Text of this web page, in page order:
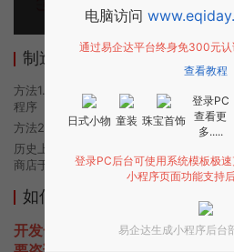
制造业企业通用估值模型小
方法1. 使用微信扫描本页面上方二维码进
程序
方法2. 在微信中搜索“制造业企业通用估值
历史上的今时小程序由制造业企业通用估
商店于2020-10-16 07:57发布
如何开发类似制造业企业通
开发一款类似制造业企业通用估
电脑访问
通过易企达平台终身免300元
查看教程
日式小物 童装 珠宝首饰
登录PC
查看更
多.....
登录PC后台可使用系统模板极速
小程序页面功能支持
易企达生成小程序后台